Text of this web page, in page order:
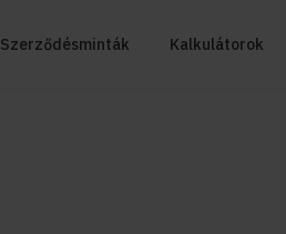
Szerződésminták Kalkulátorok